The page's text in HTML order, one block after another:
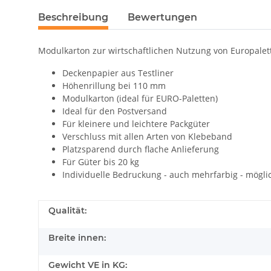
Beschreibung Bewertungen
Modulkarton zur wirtschaftlichen Nutzung von
Deckenpapier aus Testliner
Höhenrillung bei 110 mm
Modulkarton (ideal für EURO-Paletten)
Ideal für den Postversand
Für kleinere und leichtere Packgüter
Verschluss mit allen Arten von Klebeband
Platzsparend durch flache Anlieferung
Für Güter bis 20 kg
Individuelle Bedruckung - auch mehrfarbig -
Qualität:
Breite innen:
Gewicht VE in KG: